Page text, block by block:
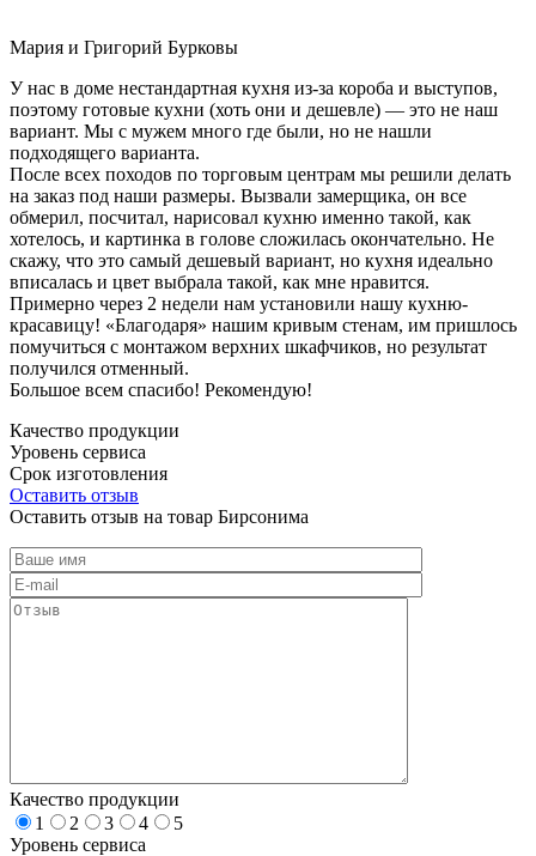
Мария и Григорий Бурковы
У нас в доме нестандартная кухня из-за короба и выступов,
поэтому готовые кухни (хоть они и дешевле) — это не наш
вариант. Мы с мужем много где были, но не нашли
подходящего варианта.
После всех походов по торговым центрам мы решили делать
на заказ под наши размеры. Вызвали замерщика, он все
обмерил, посчитал, нарисовал кухню именно такой, как
хотелось, и картинка в голове сложилась окончательно. Не
скажу, что это самый дешевый вариант, но кухня идеально
вписалась и цвет выбрала такой, как мне нравится.
Примерно через 2 недели нам установили нашу кухню-
красавицу! «Благодаря» нашим кривым стенам, им пришлось
помучиться с монтажом верхних шкафчиков, но результат
получился отменный.
Большое всем спасибо! Рекомендую!
Качество продукции
Уровень сервиса
Срок изготовления
Оставить отзыв
Оставить отзыв на товар Бирсонима
Качество продукции
1
2 3 4
5
Уровень сервиса